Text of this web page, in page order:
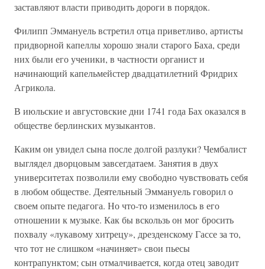
заставляют власти приводить дороги в порядок.
Филипп Эммануель встретил отца приветливо, артисты
придворной капеллы хорошо знали старого Баха, среди
них были его ученики, в частности органист и
начинающий капельмейстер двадцатилетний Фридрих
Агрикола.
В июльские и августовские дни 1741 года Бах оказался в
обществе берлинских музыкантов.
Каким он увидел сына после долгой разлуки? Чембалист
выглядел дворцовым завсегдатаем. Занятия в двух
университетах позволили ему свободно чувствовать себя
в любом обществе. Деятельный Эммануель говорил о
своем опыте педагога. Но что-то изменилось в его
отношении к музыке. Как бы вскользь он мог бросить
похвалу «лукавому хитрецу», дрезденскому Гассе за то,
что тот не слишком «начиняет» свои пьесы
контрапунктом; сын отмалчивается, когда отец заводит